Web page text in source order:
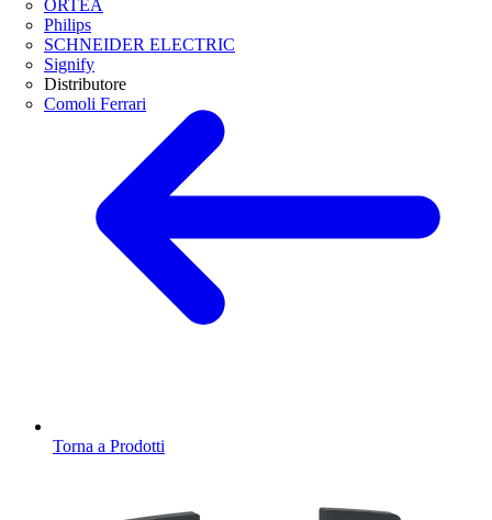
ORTEA
Philips
SCHNEIDER ELECTRIC
Signify
Distributore
Comoli Ferrari
Torna a Prodotti